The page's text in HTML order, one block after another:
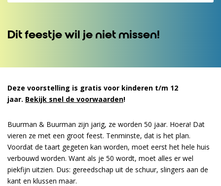
Dit feestje wil je niet missen!
Deze voorstelling is gratis voor kinderen t/m 12
jaar. Bekijk snel de voorwaarden!
Buurman & Buurman zijn jarig, ze worden 50 jaar. Hoera! Dat
vieren ze met een groot feest. Tenminste, dat is het plan.
Voordat de taart gegeten kan worden, moet eerst het hele huis
verbouwd worden. Want als je 50 wordt, moet alles er wel
piekfijn uitzien. Dus: gereedschap uit de schuur, slingers aan de
kant en klussen maar.